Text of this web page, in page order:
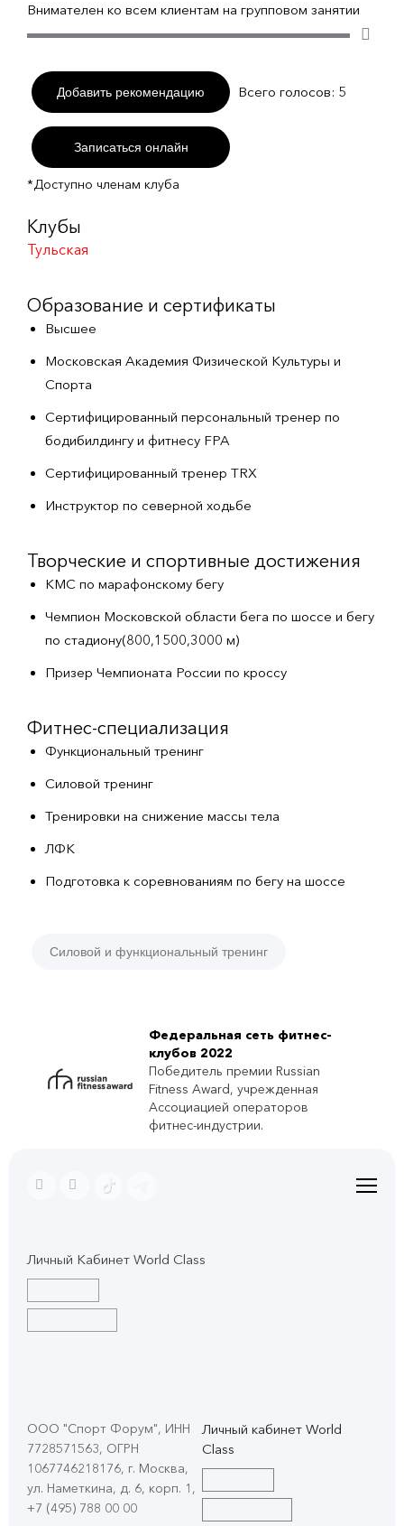
Внимателен ко всем клиентам на групповом занятии
Добавить рекомендацию Всего голосов: 5
Записаться онлайн
*Доступно членам клуба
Клубы
Тульская
Образование и сертификаты
Высшее
Московская Академия Физической Культуры и
Спорта
Сертифицированный персональный тренер по
бодибилдингу и фитнесу FPA
Сертифицированный тренер TRX
Инструктор по северной ходьбе
Творческие и спортивные достижения
КМС по марафонскому бегу
Чемпион Московской области бега по шоссе и бегу
по стадиону(800,1500,3000 м)
Призер Чемпионата России по кроссу
Фитнес-специализация
Функциональный тренинг
Силовой тренинг
Тренировки на снижение массы тела
ЛФК
Подготовка к соревнованиям по бегу на шоссе
Силовой и функциональный тренинг
Федеральная сеть фитнес-
клубов 2022
Победитель премии Russian
Fitness Award, учрежденная
Ассоциацией операторов
фитнес-индустрии.
Личный Кабинет World Class
ООО "Спорт Форум", ИНН
7728571563, ОГРН
1067746218176, г. Москва,
ул. Наметкина, д. 6, корп. 1 ,
+7 (495) 788 00 00
Личный кабинет World
Class